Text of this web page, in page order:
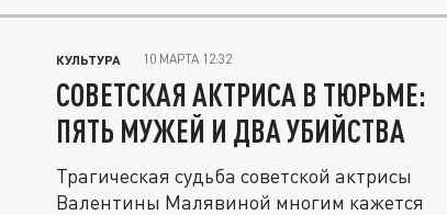
КУЛЬТУРА 10 МАРТА 12:32
СОВЕТСКАЯ АКТРИСА В ТЮРЬМЕ:
ПЯТЬ МУЖЕЙ И ДВА УБИЙСТВА
Трагическая судьба советской актрисы
Валентины Малявиной многим кажется